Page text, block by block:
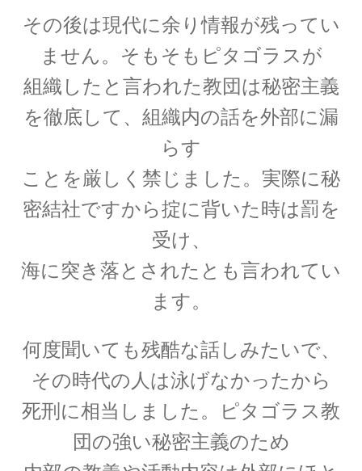
【稀代の実験｜エーテルを想定した
干渉実験を実施】
A・H・ルイ・フィゾー
【光速度を始めて測定｜ドップラー効果を考
察】
A・J・フレネル
【光が横波であると説明しての偏向
や屈折を説明】
B・D・ジョゼフソン
【量子力学的効果をデバイスで具現化】
その後は現代に余り情報が残ってい
ません。そもそもピタゴラスが
組織したと言われた教団は秘密主義
を徹底して、組織内の話を外部に漏
らす
ことを厳しく禁じました。実際に秘
密結社ですから掟に背いた時は罰を
受け、
海に突き落とされたとも言われてい
ます。
何度聞いても残酷な話しみたいで、
その時代の人は泳げなかったから
死刑に相当しました。ピタゴラス教
団の強い秘密主義のため